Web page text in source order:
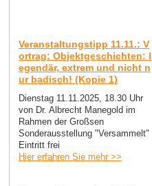
Veranstaltungstipp 11.11.: V
ortrag: Objektgeschichten: l
egendär, extrem und nicht n
ur badisch! (Kopie 1)
Dienstag 11.11.2025, 18.30 Uhr
von Dr. Albrecht Manegold im
Rahmen der Großsen
Sonderausstellung "Versammelt"
Eintritt frei
Hier erfahren Sie mehr >>